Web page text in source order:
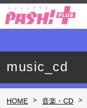
music_cd
HOME > 音楽・CD >